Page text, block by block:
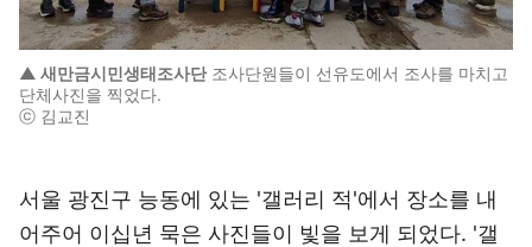
▲ 새만금시민생태조사단조사단원들이 선유도에서 조사를 마치고
단체사진을 찍었다.
ⓒ 김교진
서울 광진구 능동에 있는 '갤러리 적'에서 장소를 내
어주어 이십년 묵은 사진들이 빛을 보게 되었다. '갤